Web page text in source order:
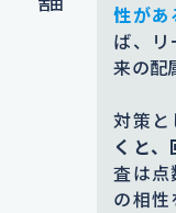
性があ
ば、リ
来の配
対策と
くと
査は点
の相性